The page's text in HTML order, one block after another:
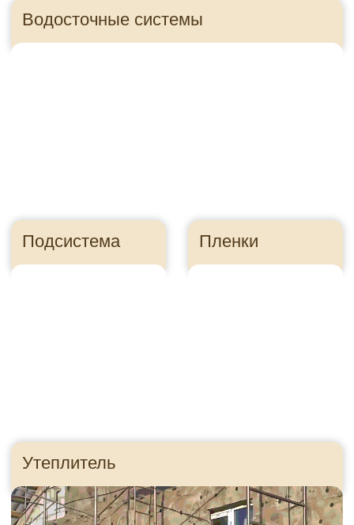
Панели для цоколя
Правильно посчитайте
сайдинг, чтобы
Приезжайте в гости!